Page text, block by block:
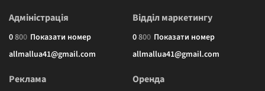
Адміністрація
0800 Показати номер
allmallua41@gmail.com
Відділ маркетингу
0800 Показати номер
allmallua41@gmail.com
Реклама Оренда